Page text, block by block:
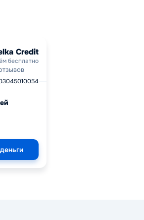
Credit
бесплатно